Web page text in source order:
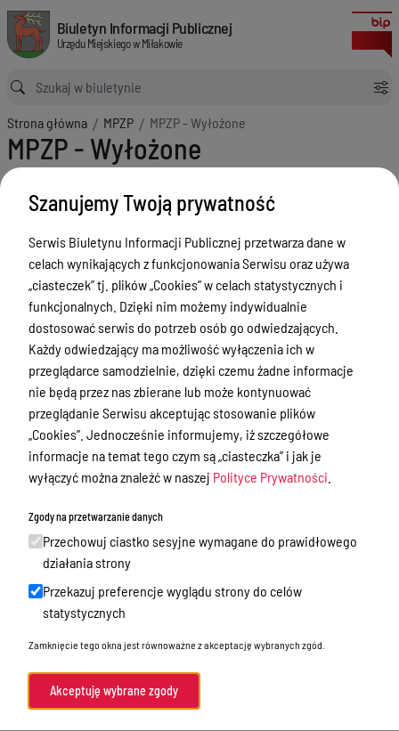
MPZP - Wyłożone
Biuletyn Informacji Publicznej Urzędu Miejskiego w Miłakowie
Biuletyn Informacji Publicznej
Urzędu Miejskiego w Miłakowie
Ścieżka powrotu
Strona główna MPZP MPZP - Wyłożone
MPZP - Wyłożone
Urząd Miejski w Miłakowie
Gmina Miłakowo
Majątek i finanse
Zamówienia publiczne
Urząd Stanu Cywilnego
Ewidencja ludności, dowody osobiste,
działalność gospodarcza
Przetargi
Ogłoszenia
Petycje
Nabór
Dyżury Aptek w Powiecie Ostródzkim
Komunikacja publiczna
Nieodpłatna pomoc prawna
Rada Miejska
Oświadczenia majątkowe
Akty prawne
Szanujemy Twoją prywatność
Serwis Biuletynu Informacji Publicznej przetwarza dane w
celach wynikających z funkcjonowania Serwisu oraz używa
„ciasteczek” tj. plików „Cookies” w celach statystycznych i
funkcjonalnych. Dzięki nim możemy indywidualnie
dostosować serwis do potrzeb osób go odwiedzających.
Każdy odwiedzający ma możliwość wyłączenia ich w
przeglądarce samodzielnie, dzięki czemu żadne informacje
nie będą przez nas zbierane lub może kontynuować
przeglądanie Serwisu akceptując stosowanie plików
„Cookies”. Jednocześnie informujemy, iż szczegółowe
informacje na temat tego czym są „ciasteczka” i jak je
wyłączyć można znaleźć w naszej Polityce Prywatności
Zgody na przetwarzanie danych
Przechowuj ciastko sesyjne wymagane do prawidłowego
działania strony
Przekazuj preferencje wyglądu strony do celów
statystycznych
Zamknięcie tego okna jest równoważne z akceptację wybranych zgód.
Akceptuję wybrane zgody